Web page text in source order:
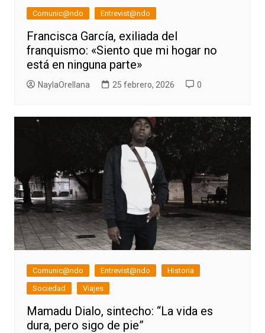
Comunic@ndo Entrevist@ndo
Francisca García, exiliada del
franquismo: «Siento que mi hogar no
está en ninguna parte»
NaylaOrellana 25 febrero, 2026 0
Comunic@ndo Entrevist@ndo
Historia
Sociedad
Viajes
Mamadu Dialo, sintecho: “La vida es
dura, pero sigo de pie”